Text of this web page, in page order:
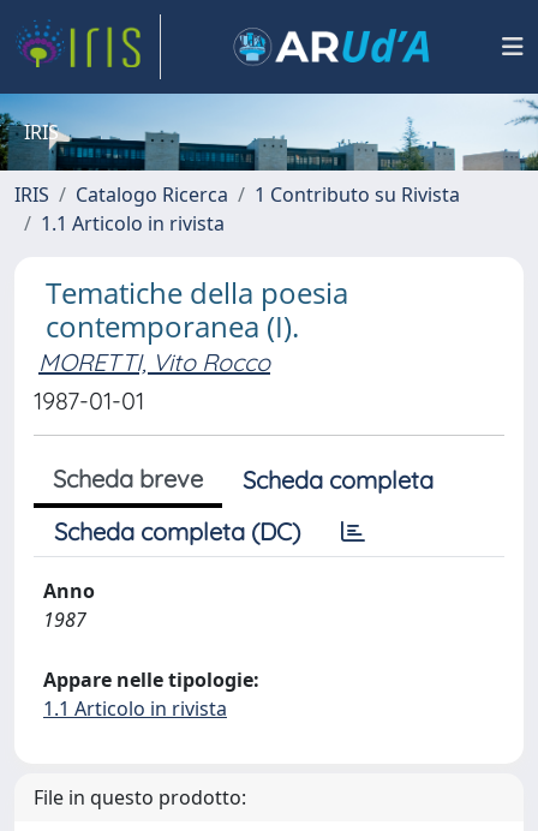
IRIS
IRIS Catalogo Ricerca
1 Contributo su Rivista
1.1 Articolo in rivista
Tematiche della poesia
contemporanea (I).
MORETTI, Vito Rocco
1987-01-01
Scheda breve
Scheda completa
Scheda completa (DC)
Anno
1987
Appare nelle tipologie:
1.1 Articolo in rivista
File in questo prodotto: